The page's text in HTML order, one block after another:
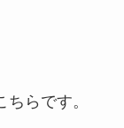
らです。